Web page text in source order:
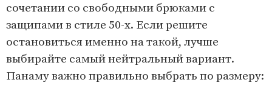
сочетании со свободными брюками с
защипами в стиле 50-х. Если решите
остановиться именно на такой, лучше
выбирайте самый нейтральный вариант.
Панаму важно правильно выбрать по размеру: